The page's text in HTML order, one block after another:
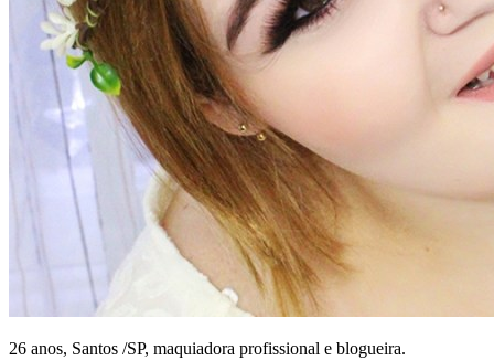
26 anos, Santos /SP, maquiadora profissional e blogueira.